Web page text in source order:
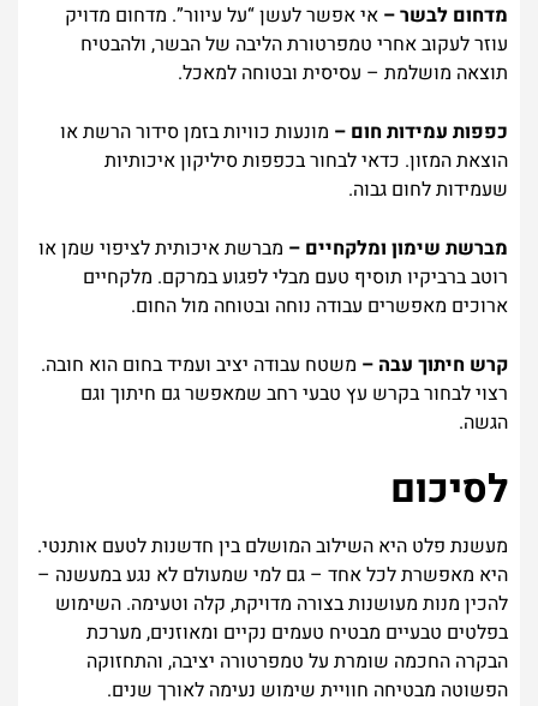
מדחום לבשר – אי אפשר לעשן “על עיוור”. מדחום מדויק
עוזר לעקוב אחרי טמפרטורת הליבה של הבשר, ולהבטיח
תוצאה מושלמת – עסיסית ובטוחה למאכל.
כפפות עמידות חום – מונעות כוויות בזמן סידור הרשת או
הוצאת המזון. כדאי לבחור בכפפות סיליקון איכותיות
שעמידות לחום גבוה.
מברשת שימון ומלקחיים – מברשת איכותית לציפוי שמן או
רוטב ברביקיו תוסיף טעם מבלי לפגוע במרקם. מלקחיים
ארוכים מאפשרים עבודה נוחה ובטוחה מול החום.
קרש חיתוך עבה – משטח עבודה יציב ועמיד בחום הוא חובה.
רצוי לבחור בקרש עץ טבעי רחב שמאפשר גם חיתוך וגם
הגשה.
לסיכום
מעשנת פלט היא השילוב המושלם בין חדשנות לטעם אותנטי.
היא מאפשרת לכל אחד – גם למי שמעולם לא נגע במעשנה –
להכין מנות מעושנות בצורה מדויקת, קלה וטעימה. השימוש
בפלטים טבעיים מבטיח טעמים נקיים ומאוזנים, מערכת
הבקרה החכמה שומרת על טמפרטורה יציבה, והתחזוקה
הפשוטה מבטיחה חוויית שימוש נעימה לאורך שנים.